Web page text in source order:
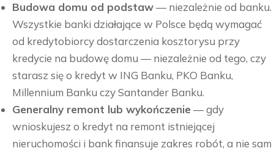
Budowa domu od podstaw— niezależnie od banku.
Wszystkie banki działające w Polsce będą wymagać
od kredytobiorcy dostarczenia kosztorysu przy
kredycie na budowę domu — niezależnie od tego, czy
starasz się o kredyt w ING Banku, PKO Banku,
Millennium Banku czy Santander Banku.
Generalny remont lub wykończenie — gdy
wnioskujesz o kredyt na remont istniejącej
nieruchomości i bank finansuje zakres robót, a nie sam